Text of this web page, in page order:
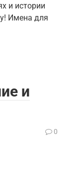
и истории
Имена для
и
0